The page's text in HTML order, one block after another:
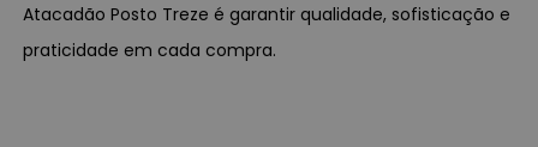
Atacadão Posto Treze é garantir qualidade, sofisticação e
praticidade em cada compra.